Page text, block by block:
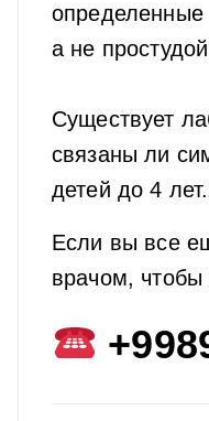
а не
Существует
связаны ли
детей до 4 лет.
Если вы все
врачом, чтобы